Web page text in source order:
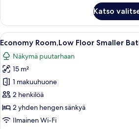
Room
Full
Sea
Katso
Avaa
kaikki
huonetyypin
Economy
Room,Low
Floor
Smaller
Bathroom
1
Economy Room,Low Floor Smaller
Näkymä puutarhaan
15 m²
1 makuuhuone
2 henkilöä
2 yhden hengen sänkyä
Ilmainen Wi-Fi